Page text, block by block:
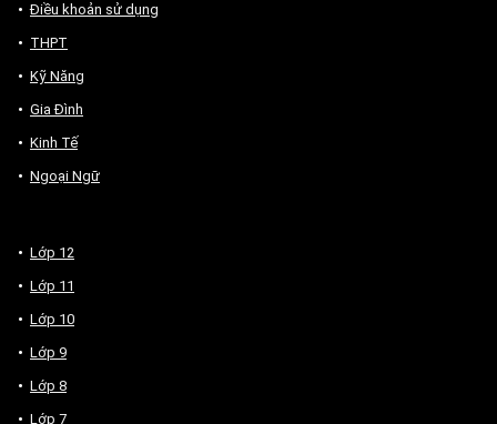
Điều khoản sử dụng
THPT
Kỹ Năng
Gia Đình
Kinh Tế
Ngoại Ngữ
Lớp 12
Lớp 11
Lớp 10
Lớp 9
Lớp 8
Lớp 7